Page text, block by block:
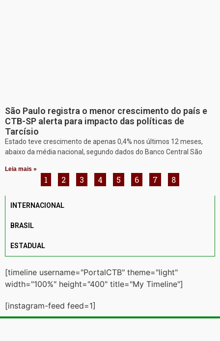
São Paulo registra o menor crescimento do país e
CTB-SP alerta para impacto das políticas de
Tarcísio
Estado teve crescimento de apenas 0,4% nos últimos 12 meses,
abaixo da média nacional, segundo dados do Banco Central São
Leia mais »
1 2 3 4 5 6 7 8
INTERNACIONAL
BRASIL
ESTADUAL
[timeline username="PortalCTB" theme="light"
width="100%" height="400" title="My Timeline"]
[instagram-feed feed=1]